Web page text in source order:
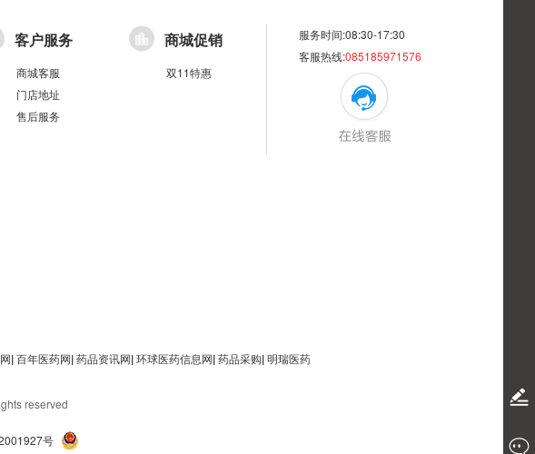
客户服务
商城客服
门店地址
售后服务
商城促销
双11特惠
服务时间:08:30-17:30
客服热线:085185971576
| 百年医药网| 药品资讯网| 环球医药信息网| 药品采购| 明瑞医药
reserved
号